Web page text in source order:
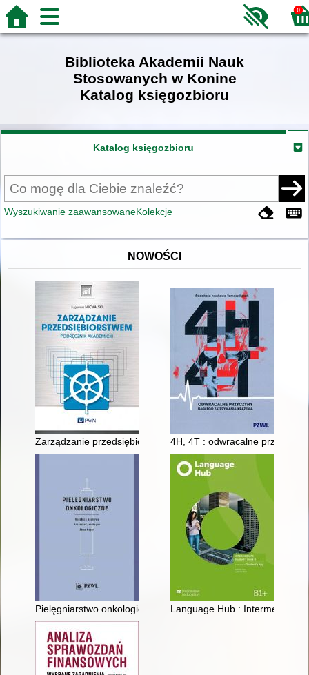
0
Biblioteka Akademii Nauk
Stosowanych w Konine
Katalog księgozbioru
Katalog księgozbioru
Wyszukiwanie zaawansowaneKolekcje
NOWOŚCI
Zarządzanie przedsiębiorstwem : podręcznik akademicki
4H, 4T : odwracalne przyczyny
Pielęgniarstwo onkologiczne Language Hub : Intermediate :